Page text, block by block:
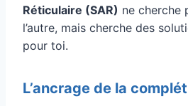
Réticulaire (SAR) ne cherche
l’autre, mais cherche des
pour toi.
L’ancrage de la